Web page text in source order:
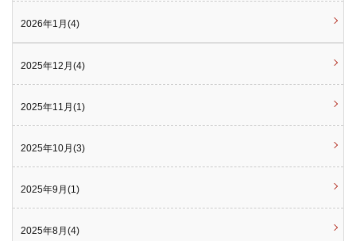
2026年1月(4)
2025年12月(4)
2025年11月(1)
2025年10月(3)
2025年9月(1)
2025年8月(4)